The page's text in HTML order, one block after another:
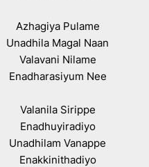
Azhagiya Pulame
Unadhila Magal Naan
Valavani Nilame
Enadharasiyum Nee
Valanila Sirippe
Enadhuyiradiyo
Unadhilam Vanappe
Enakkinithadiyo